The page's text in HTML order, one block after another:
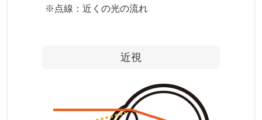
※点線：近くの光の流れ
近視